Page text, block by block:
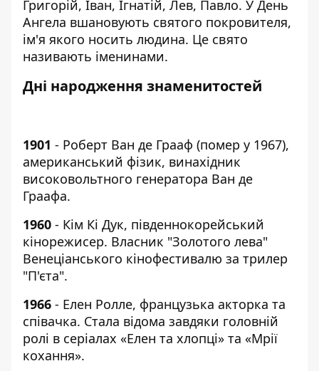
Григорій, Іван, Ігнатій, Лев, Павло. У День
Ангела вшановують святого покровителя,
ім'я якого носить людина. Це свято
називають іменинами.
Дні народження знаменитостей
1901 - Роберт Ван де Грааф (помер у 1967),
американський фізик, винахідник
високовольтного генератора Ван де
Граафа.
1960 - Кім Кі Дук, південнокорейський
кінорежисер. Власник "Золотого лева"
Венеціанського кінофестивалю за трилер
"П'єта".
1966 - Елен Ролле, французька акторка та
співачка. Стала відома завдяки головній
ролі в серіалах «Елен та хлопці» та «Мрії
кохання».